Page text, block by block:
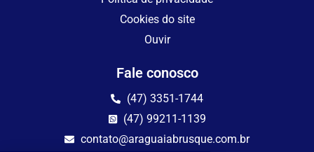
Cookies do site
Ouvir
Fale conosco
(47) 3351-1744
(47) 99211-1139
contato@araguaiabrusque.com.br